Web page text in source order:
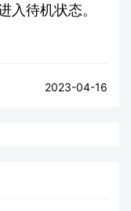
入待机状态。
2023-04-16